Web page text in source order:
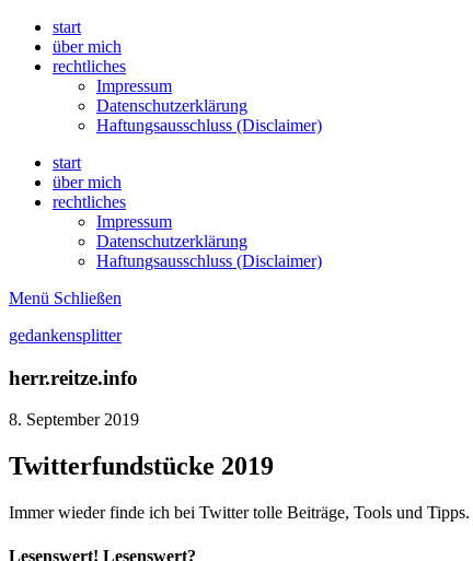
start
über mich
rechtliches
Impressum
Datenschutzerklärung
Haftungsausschluss (Disclaimer)
start
über mich
rechtliches
Impressum
Datenschutzerklärung
Haftungsausschluss (Disclaimer)
Menü Schließen
gedankensplitter
herr.reitze.info
8. September 2019
Twitterfundstücke 2019
Immer wieder finde ich bei Twitter tolle Beiträge, Tools und
Lesenswert! Lesenswert?